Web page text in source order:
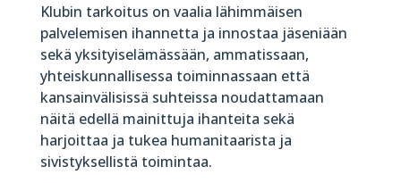
Klubin tarkoitus on vaalia lähimmäisen
palvelemisen ihannetta ja innostaa jäseniään
sekä yksityiselämässään, ammatissaan,
yhteiskunnallisessa toiminnassaan että
kansainvälisissä suhteissa noudattamaan
näitä edellä mainittuja ihanteita sekä
harjoittaa ja tukea humanitaarista ja
sivistyksellistä toimintaa.